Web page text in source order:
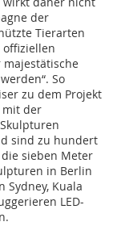
der
Tierarten
majestätische
So
zu dem Projekt
mit der
sind zu hundert
sieben Meter
in Berlin
Sydney, Kuala
LED-